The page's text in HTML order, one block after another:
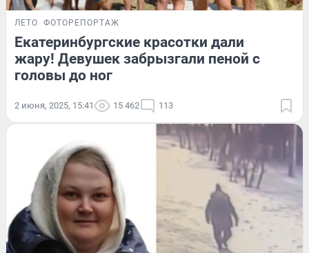
ЛЕТО ФОТОРЕПОРТАЖ
Екатеринбургские красотки дали
жару! Девушек забрызгали пеной с
головы до ног
2 июня, 2025, 15:41 15 462 113